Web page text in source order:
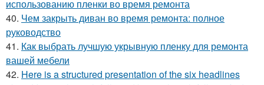
использованию пленки во время ремонта
40. Чем закрыть диван во время ремонта: полное
руководство
41. Как выбрать лучшую укрывную пленку для ремонта
вашей мебели
42. Here is a structured presentation of the six headlines